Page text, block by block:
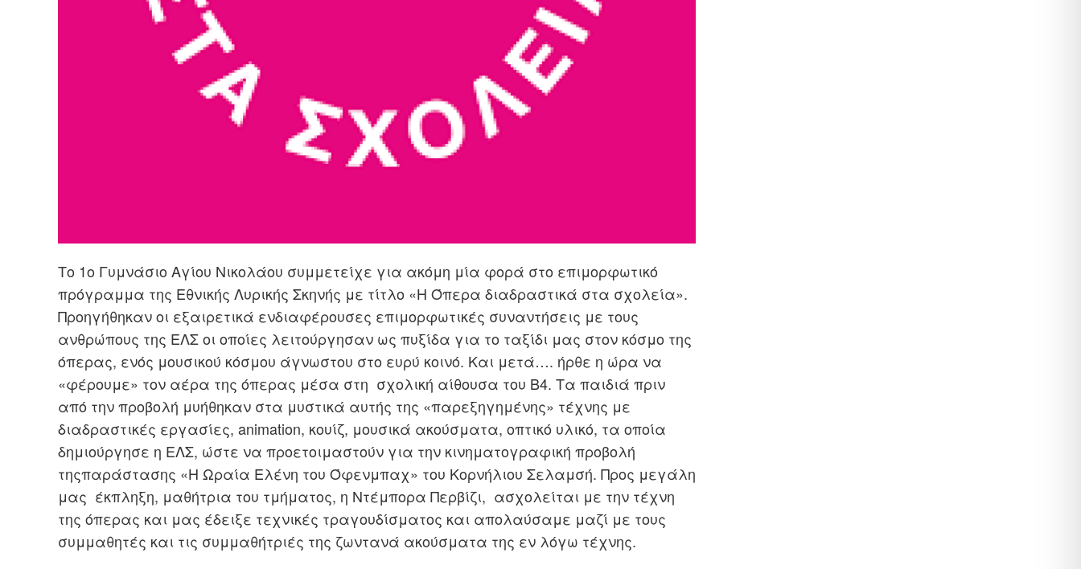
Το 1ο Γυμνάσιο Αγίου Νικολάου συμμετείχε για ακόμη μία φορά στο επιμορφωτικό
πρόγραμμα της Εθνικής Λυρικής Σκηνής με τίτλο «Η Όπερα διαδραστικά στα σχολεία».
Προηγήθηκαν οι εξαιρετικά ενδιαφέρουσες επιμορφωτικές συναντήσεις με τους
ανθρώπους της ΕΛΣ οι οποίες λειτούργησαν ως πυξίδα για το ταξίδι μας στον κόσμο της
όπερας, ενός μουσικού κόσμου άγνωστου στο ευρύ κοινό. Και μετά…. ήρθε η ώρα να
«φέρουμε» τον αέρα της όπερας μέσα στη σχολική αίθουσα του Β4. Τα παιδιά πριν
από την προβολή μυήθηκαν στα μυστικά αυτής της «παρεξηγημένης» τέχνης με
διαδραστικές εργασίες, animation, κουίζ, μουσικά ακούσματα, οπτικό υλικό, τα οποία
δημιούργησε η ΕΛΣ, ώστε να προετοιμαστούν για την κινηματογραφική προβολή
τηςπαράστασης «Η Ωραία Ελένη του Όφενμπαχ» του Κορνήλιου Σελαμσή. Προς μεγάλη
μας έκπληξη, μαθήτρια του τμήματος, η Ντέμπορα Περβίζι, ασχολείται με την τέχνη
της όπερας και μας έδειξε τεχνικές τραγουδίσματος και απολαύσαμε μαζί με τους
συμμαθητές και τις συμμαθήτριές της ζωντανά ακούσματα της εν λόγω τέχνης.